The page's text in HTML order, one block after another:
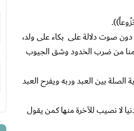
دون صوت دلالة على بكاء على ولد،
منا من ضرب الخدود وشق الجيوب
الصلة بين العبد وربه ويفرح العبد
لا نصيب للآخرة منها كمن يقول